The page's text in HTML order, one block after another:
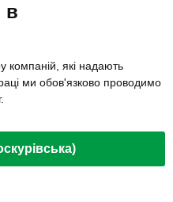
в
компаній, які надають
ми обов'язково проводимо